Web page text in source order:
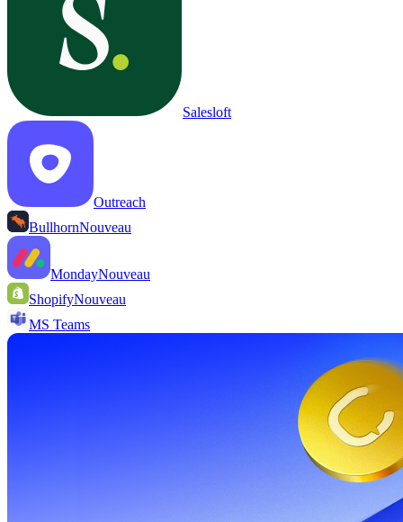
Salesloft
Outreach
BullhornNouveau
MondayNouveau
ShopifyNouveau
MS Teams